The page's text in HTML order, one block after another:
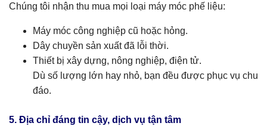
Chúng tôi nhận thu mua mọi loại máy móc phế liệu:
Máy móc công nghiệp cũ hoặc hỏng.
Dây chuyền sản xuất đã lỗi thời.
Thiết bị xây dựng, nông nghiệp, điện tử.
Dù số lượng lớn hay nhỏ, bạn đều được phục vụ chu
đáo.
5. Địa chỉ đáng tin cậy, dịch vụ tận tâm